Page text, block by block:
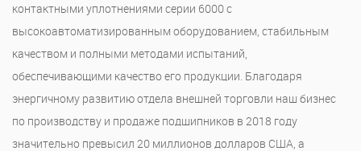
контактными уплотнениями серии 6000 с
высокоавтоматизированным оборудованием, стабильным
качеством и полными методами испытаний,
обеспечивающими качество его продукции. Благодаря
энергичному развитию отдела внешней торговли наш бизнес
по производству и продаже подшипников в 2018 году
значительно превысил 20 миллионов долларов США, а